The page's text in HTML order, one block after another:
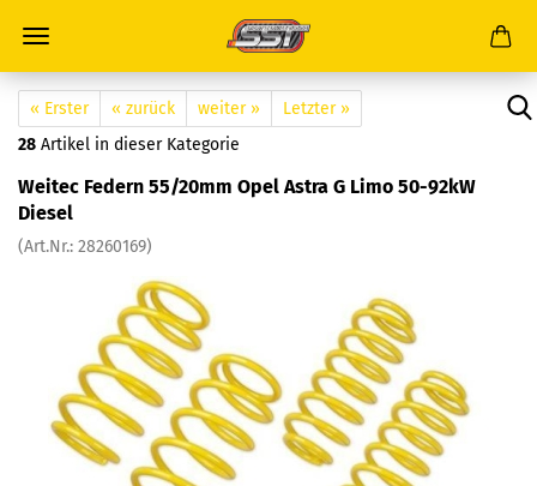
« Erster « zurück weiter »
Letzter »
28 Artikel in dieser Kategorie
Weitec Federn 55/20mm Opel Astra G Limo 50-92kW
Diesel
(Art.Nr.: 28260169)